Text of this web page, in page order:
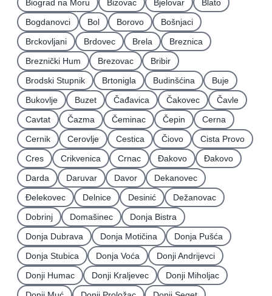
Biograd na Moru
Bizovac Bjelovar
Blato
Bogdanovci
Bol Borovo
Bošnjaci
Brckovljani
Brdovec Brela
Breznica
Breznički Hum
Brezovac
Bribir
Brodski Stupnik
Brtonigla Budinšćina
Buje
Bukovlje
Buzet Čađavica Čakovec
Čavle
Cavtat
Čazma Čeminac Čepin
Cerna
Cernik
Cerovlje Cestica Čiovo
Cista Provo
Cres
Crikvenica Crnac Đakovo
Ðakovo
Darda
Daruvar Davor
Dekanovec
Ðelekovec
Delnice Desinić
Dežanovac
Dobrinj
Domašinec
Donja Bistra
Donja Dubrava
Donja Motičina
Donja Pušća
Donja Stubica
Donja Voća
Donji Andrijevci
Donji Humac
Donji Kraljevec
Donji Miholjac